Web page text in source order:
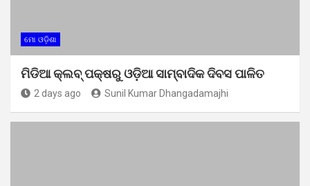
ମୋ ଓଡ଼ିଶା
ମିଡିଆ କ୍ଲବ୍ ପକ୍ଷରୁ ଓଡ଼ିଆ ସାମ୍ବାଦିକ ଦିବସ ପାଳିତ
2 days ago Sunil Kumar Dhangadamajhi